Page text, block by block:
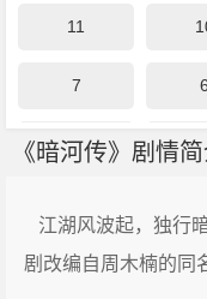
11
7 6
3
《暗河传》剧情
江湖风波起，独行
剧改编自周木楠的同